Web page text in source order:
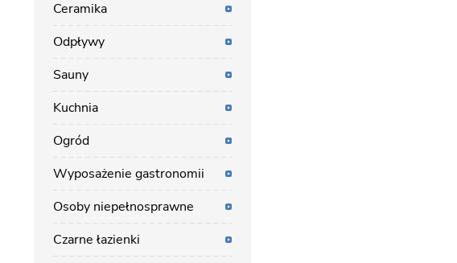
Ceramika
Odpływy
Sauny
Kuchnia
Ogród
Wyposażenie gastronomii
Osoby niepełnosprawne
Czarne łazienki